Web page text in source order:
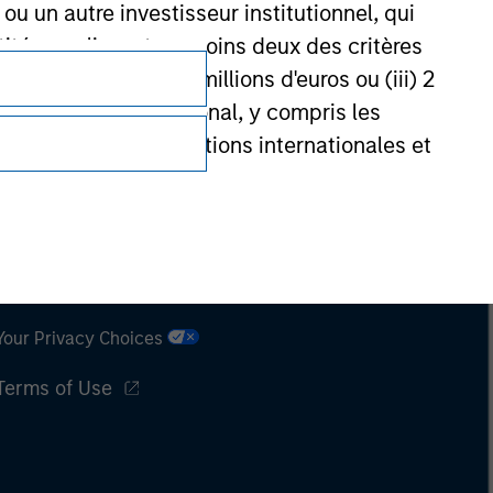
un autre investisseur institutionnel, qui
remplissant au moins deux des critères
net de 40 millions d'euros ou (iii) 2
national ou régional, y compris les
les institutions internationales et
similaires agissant pour leur
Privacy Choices
of Use